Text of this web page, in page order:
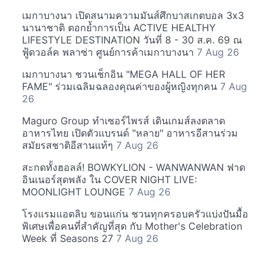
เมกาบางนา เปิดสนามความมันส์ศึกบาสเกตบอล 3x3
นานาชาติ ตอกย้ำการเป็น ACTIVE HEALTHY
LIFESTYLE DESTINATION วันที่ 8 - 30 ส.ค. 69 ณ
ฟู้ดวอล์ค พลาซ่า ศูนย์การค้าเมกาบางนา 7 Aug 26
เมกาบางนา ชวนเช็กอิน "MEGA HALL OF HER
FAME" ร่วมเฉลิมฉลองคุณค่าของผู้หญิงทุกคน 7 Aug
26
Maguro Group ทำเซอร์ไพรส์ เดินเกมส์ลงตลาด
อาหารไทย เปิดตัวแบรนด์ "หลาย" อาหารอีสานร่วม
สมัยรสชาติอีสานแท้ๆ 7 Aug 26
สะกดทั้งฮอลล์! BOWKYLION - WANWANWAN ฟาด
อินเนอร์สุดพลัง ใน COVER NIGHT LIVE:
MOONLIGHT LOUNGE 7 Aug 26
โรงแรมแอดลิบ ขอนแก่น ชวนทุกครอบครัวแบ่งปันมื้อ
พิเศษเพื่อคนที่สำคัญที่สุด กับ Mother's Celebration
Week ที่ Seasons 27 7 Aug 26